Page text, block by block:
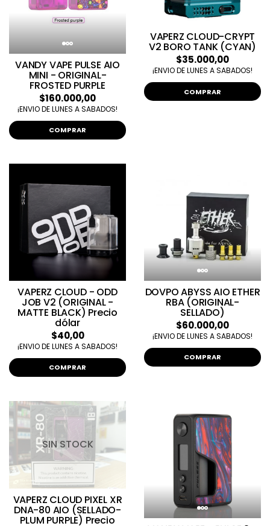
VANDY VAPE PULSE AIO
MINI - ORIGINAL-
FROSTED PURPLE
$160.000,00
¡ENVIO DE LUNES A SABADOS!
COMPRAR
VAPERZ CLOUD-CRYPT
V2 BORO TANK (CYAN)
$35.000,00
¡ENVIO DE LUNES A SABADOS!
COMPRAR
VAPERZ CLOUD - ODD
JOB V2 (ORIGINAL -
MATTE BLACK) Precio
dólar
$40,00
¡ENVIO DE LUNES A SABADOS!
COMPRAR
DOVPO ABYSS AIO ETHER
RBA (ORIGINAL-
SELLADO)
$60.000,00
¡ENVIO DE LUNES A SABADOS!
COMPRAR
SIN STOCK
VAPERZ CLOUD PIXEL XR
DNA-80 AIO (SELLADO-
PLUM PURPLE) Precio